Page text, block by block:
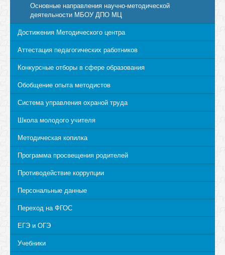
Основные направления научно-методической
деятельности МБОУ ДПО МЦ
Достижения Методического центра
Аттестация педагогических работников
Конкурсные отборы в сфере образования
Обобщение опыта методистов
Система управления охраной труда
Школа молодого учителя
Методическая копилка
Программа просвещения родителей
Противодействие коррупции
Персональные данные
Переход на ФГОС
ЕГЭ и ОГЭ
Учебники